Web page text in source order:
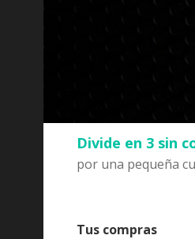
Divide en 3 sin
por una pequeña
Tus compras